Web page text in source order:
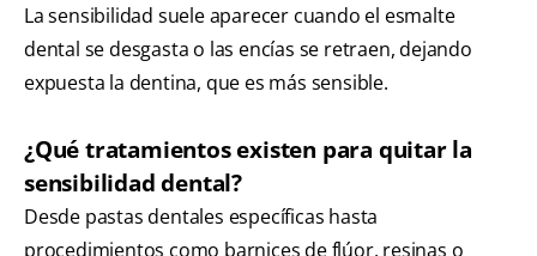
La sensibilidad suele aparecer cuando el esmalte
dental se desgasta o las encías se retraen, dejando
expuesta la dentina, que es más sensible.
¿Qué tratamientos existen para quitar la
sensibilidad dental?
Desde pastas dentales específicas hasta
procedimientos como barnices de flúor, resinas o